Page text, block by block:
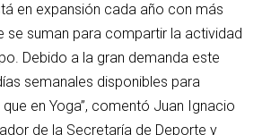
en expansión cada año con más
se suman para compartir la actividad
Debido a la gran demanda este
semanales disponibles para
en Yoga”, comentó Juan Ignacio
de la Secretaría de Deporte y